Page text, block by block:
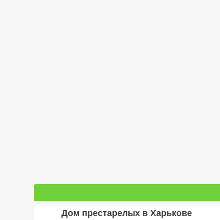
Дом престарелых в Харькове